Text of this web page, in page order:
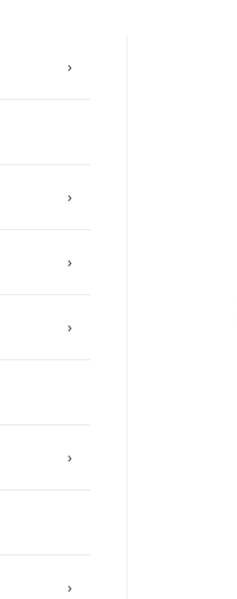
›
›
›
›
›
›